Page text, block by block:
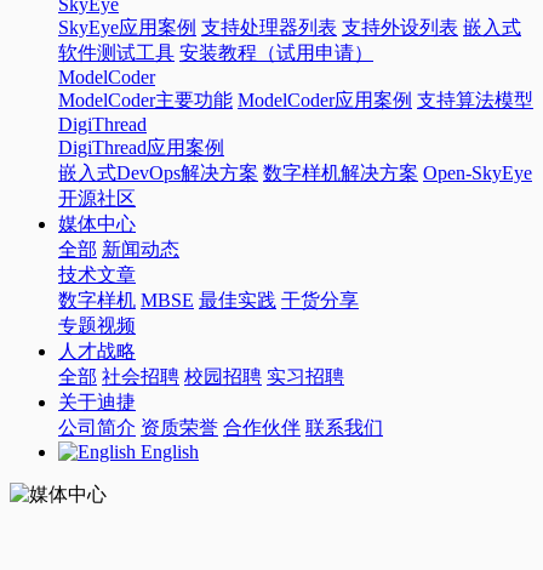
SkyEye
SkyEye应用案例 支持处理器列表 支持外设列表 嵌入式
软件测试工具 安装教程（试用申请）
ModelCoder
ModelCoder主要功能 ModelCoder应用案例 支持算法模型
DigiThread
DigiThread应用案例
嵌入式DevOps解决方案 数字样机解决方案 Open-SkyEye
开源社区
媒体中心
全部 新闻动态
技术文章
数字样机 MBSE 最佳实践 干货分享
专题视频
人才战略
全部 社会招聘 校园招聘 实习招聘
关于迪捷
公司简介 资质荣誉 合作伙伴 联系我们
English